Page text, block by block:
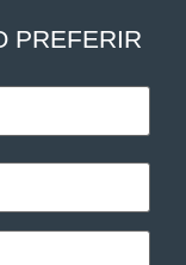
PREFERIR